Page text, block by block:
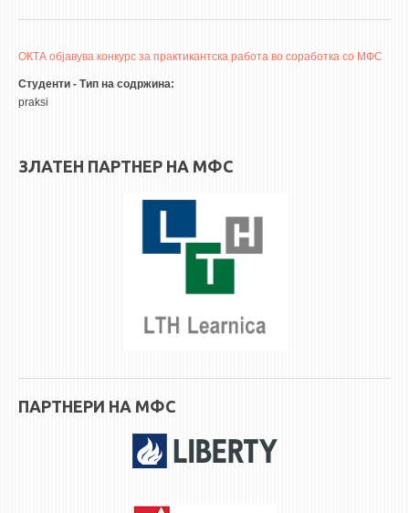
ERASMUS+
QIM-SEE
3DFindIT
CIRASIM
ИНФОРМАЦИИ ОД ЈАВЕН КАРАКТЕР
ЗАВРШНИ СМЕТКИ
ОКТА објавува конкурс за практикантска работа во соработка со МФС
Студенти - Тип на содржина:
praksi
ЗЛАТЕН ПАРТНЕР НА МФС
ПАРТНЕРИ НА МФС